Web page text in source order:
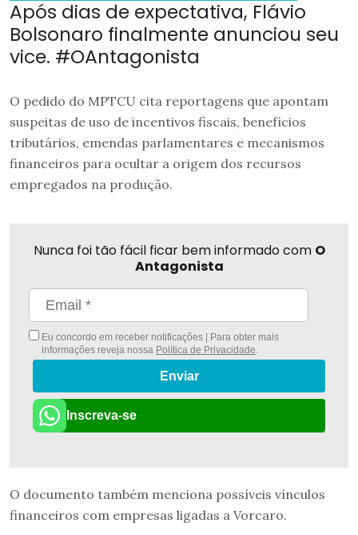
Após dias de expectativa, Flávio
Bolsonaro finalmente anunciou seu
vice. #OAntagonista
O pedido do MPTCU cita reportagens que apontam
suspeitas de uso de incentivos fiscais, benefícios
tributários, emendas parlamentares e mecanismos
financeiros para ocultar a origem dos recursos
empregados na produção.
Nunca foi tão fácil ficar bem informado com O
Antagonista
Eu concordo em receber notificações | Para obter mais
informações reveja nossa Política de Privacidade.
Enviar
Inscreva-se
O documento também menciona possíveis vínculos
financeiros com empresas ligadas a Vorcaro.